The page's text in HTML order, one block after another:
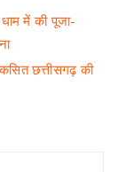
में की पूजा-
छत्तीसगढ़ की